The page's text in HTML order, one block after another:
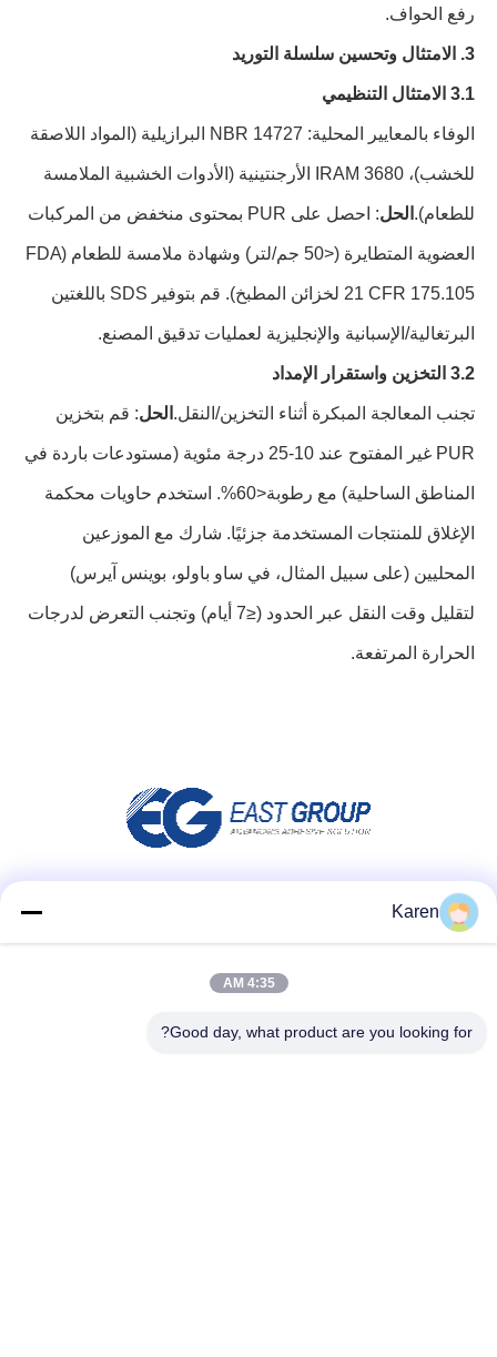
رفع الحواف.
3. الامتثال وتحسين سلسلة التوريد
3.1 الامتثال التنظيمي
الوفاء بالمعايير المحلية: NBR 14727 البرازيلية (المواد اللاصقة
للخشب)، IRAM 3680 الأرجنتينية (الأدوات الخشبية الملامسة
للطعام). الحل : احصل على PUR بمحتوى منخفض من المركبات
العضوية المتطايرة (<50 جم/لتر) وشهادة ملامسة للطعام (FDA
21 CFR 175.105 لخزائن المطبخ). قم بتوفير SDS باللغتين
البرتغالية/الإسبانية والإنجليزية لعمليات تدقيق المصنع.
3.2 التخزين واستقرار الإمداد
تجنب المعالجة المبكرة أثناء التخزين/النقل. الحل: قم بتخزين
PUR غير المفتوح عند 10-25 درجة مئوية (مستودعات باردة في
المناطق الساحلية) مع رطوبة<60%. استخدم حاويات محكمة
الإغلاق للمنتجات المستخدمة جزئيًا. شارك مع الموزعين
المحليين (على سبيل المثال، في ساو باولو، بوينس آيرس)
لتقليل وقت النقل عبر الحدود (≤7 أيام) وتجنب التعرض لدرجات
الحرارة المرتفعة.
Karen
4:35 AM
Good day, what product are you looking for?